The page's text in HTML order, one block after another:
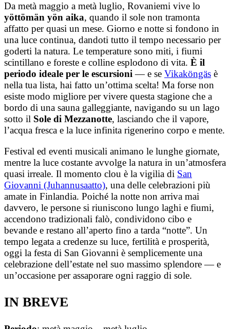
Da metà maggio a metà luglio, Rovaniemi vive lo
yöttömän yön aika, quando il sole non tramonta
affatto per quasi un mese. Giorno e notte si fondono in
una luce continua, dandoti tutto il tempo necessario per
goderti la natura. Le temperature sono miti, i fiumi
scintillano e foreste e colline esplodono di vita. È il
periodo ideale per le escursioni— e se Vikaköngäs è
nella tua lista, hai fatto un’ottima scelta! Ma forse non
esiste modo migliore per vivere questa stagione che a
bordo di una sauna galleggiante, navigando su un lago
sotto il Sole di Mezzanotte, lasciando che il vapore,
l’acqua fresca e la luce infinita rigenerino corpo e mente.
Festival ed eventi musicali animano le lunghe giornate,
mentre la luce costante avvolge la natura in un’atmosfera
quasi irreale. Il momento clou è la vigilia di San
Giovanni (Juhannusaatto), una delle celebrazioni più
amate in Finlandia. Poiché la notte non arriva mai
davvero, le persone si riuniscono lungo laghi e fiumi,
accendono tradizionali falò, condividono cibo e
bevande e restano all’aperto fino a tarda “notte”. Un
tempo legata a credenze su luce, fertilità e prosperità,
oggi la festa di San Giovanni è semplicemente una
celebrazione dell’estate nel suo massimo splendore — e
un’occasione per assaporare ogni raggio di sole.
IN BREVE